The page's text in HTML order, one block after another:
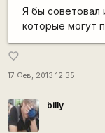
Я бы советовал
которые могут
favorite_border
17 Фев, 2013 12:35
billy